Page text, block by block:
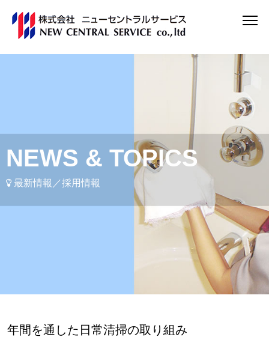
NEWS & TOPICS
最新情報／採用情報
年間を通した日常清掃の取り組み